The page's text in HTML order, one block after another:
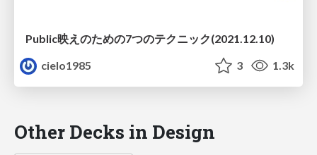
Public映えのための7つのテクニック(2021.12.10)
cielo1985
3 1.3k
Other Decks in Design